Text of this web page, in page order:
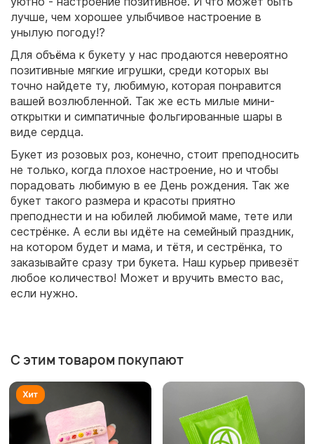
лучше, чем хорошее улыбчивое настроение в
унылую погоду!?
Для объёма к букету у нас продаются невероятно
позитивные мягкие игрушки, среди которых вы
точно найдете ту, любимую, которая понравится
вашей возлюбленной. Так же есть милые мини-
открытки и симпатичные фольгированные шары в
виде сердца.
Букет из розовых роз, конечно, стоит преподносить
не только, когда плохое настроение, но и чтобы
порадовать любимую в ее День рождения. Так же
букет такого размера и красоты приятно
преподнести и на юбилей любимой маме, тете или
сестрёнке. А если вы идёте на семейный праздник,
на котором будет и мама, и тётя, и сестрёнка, то
заказывайте сразу три букета. Наш курьер привезёт
любое количество! Может и вручить вместо вас,
если нужно.
С этим товаром покупают